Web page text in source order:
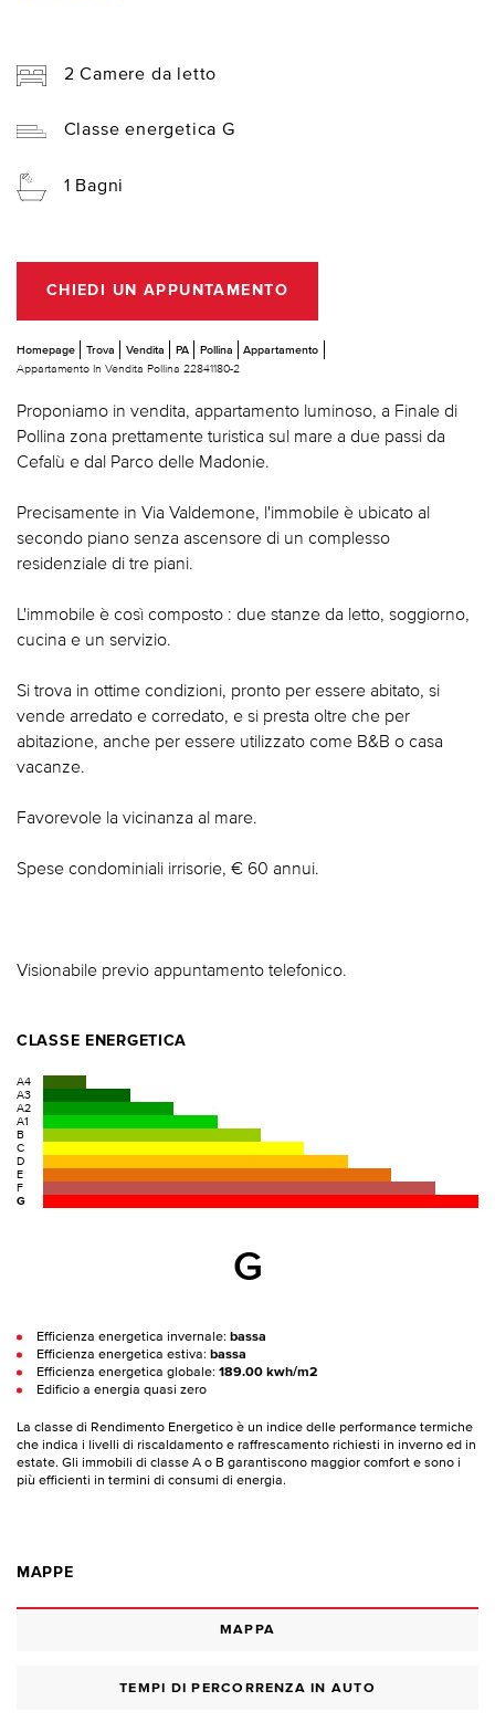
2 Camere da letto
Classe energetica G
1 Bagni
CHIEDI UN APPUNTAMENTO
Homepage Trova Vendita PA Pollina
Appartamento
Appartamento In Vendita Pollina 22841180-2
Proponiamo in vendita, appartamento luminoso, a Finale di
Pollina zona prettamente turistica sul mare a due passi da
Cefalù e dal Parco delle Madonie.
Precisamente in Via Valdemone, l'immobile è ubicato al
secondo piano senza ascensore di un complesso
residenziale di tre piani.
L'immobile è così composto : due stanze da letto, soggiorno,
cucina e un servizio.
Si trova in ottime condizioni, pronto per essere abitato, si
vende arredato e corredato, e si presta oltre che per
abitazione, anche per essere utilizzato come B&B o casa
vacanze.
Favorevole la vicinanza al mare.
Spese condominiali irrisorie, € 60 annui.
Visionabile previo appuntamento telefonico.
CLASSE ENERGETICA
A4
A3
A2
A1
B
C
D
E
F
G
G
Efficienza energetica invernale: bassa
Efficienza energetica estiva: bassa
Efficienza energetica globale: 189.00 kwh/m2
Edificio a energia quasi zero
La classe di Rendimento Energetico è un indice delle performance termiche
che indica i livelli di riscaldamento e raffrescamento richiesti in inverno ed in
estate. Gli immobili di classe A o B garantiscono maggior comfort e sono i
più efficienti in termini di consumi di energia.
MAPPE
MAPPA
TEMPI DI PERCORRENZA IN AUTO